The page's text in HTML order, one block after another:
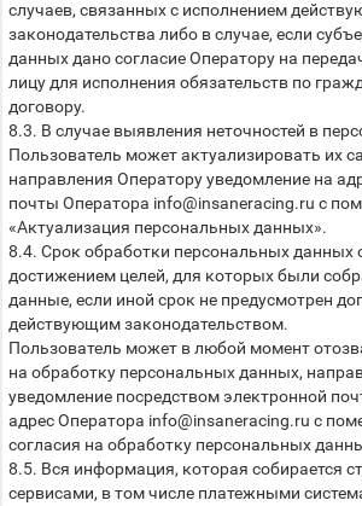
случаев, связанных с исполнением
законодательства либо в случае, если
данных дано согласие Оператору на
лицу для исполнения обязательств по
договору.
8.3. В случае выявления неточностей в
Пользователь может актуализировать их
направления Оператору уведомление на
почты Оператора info@insaneracing.ru с
«Актуализация персональных данных».
8.4. Срок обработки персональных данных
достижением целей, для которых были
данные, если иной срок не предусмотрен
действующим законодательством.
Пользователь может в любой момент
на обработку персональных данных,
уведомление посредством электронной
адрес Оператора info@insaneracing.ru с
согласия на обработку персональных
8.5. Вся информация, которая собирается
сервисами, в том числе платежными